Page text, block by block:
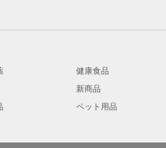
健康食品
新商品
ペット用品